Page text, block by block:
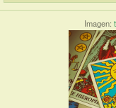
Imagen: